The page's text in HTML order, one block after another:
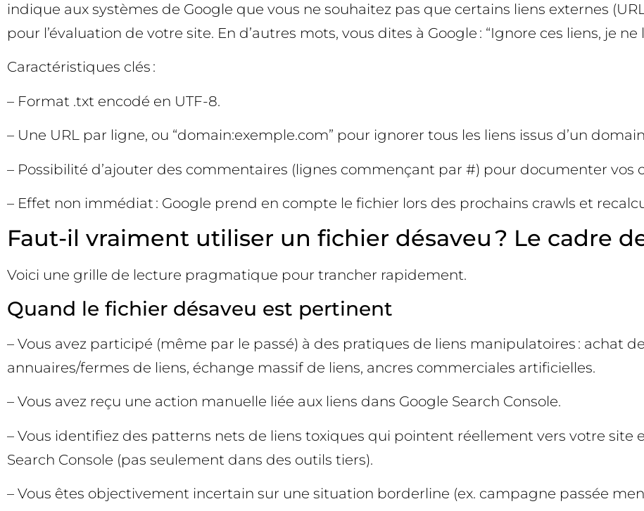
indique aux systèmes de Google que vous ne souhaitez pas que certains liens externes
pour l’évaluation de votre site. En d’autres mots, vous dites à Google : “Ignore ces liens, je ne
Caractéristiques clés :
– Format .txt encodé en UTF-8.
– Une URL par ligne, ou “domain:exemple.com” pour ignorer tous les liens issus d’un
– Possibilité d’ajouter des commentaires (lignes commençant par #) pour documenter vos
– Effet non immédiat : Google prend en compte le fichier lors des prochains crawls et
Faut-il vraiment utiliser un fichier désaveu ? Le cadre
Voici une grille de lecture pragmatique pour trancher rapidement.
Quand le fichier désaveu est pertinent
– Vous avez participé (même par le passé) à des pratiques de liens manipulatoires : achat
annuaires/fermes de liens, échange massif de liens, ancres commerciales artificielles.
– Vous avez reçu une action manuelle liée aux liens dans Google Search Console.
– Vous identifiez des patterns nets de liens toxiques qui pointent réellement vers votre site
Search Console (pas seulement dans des outils tiers).
– Vous êtes objectivement incertain sur une situation borderline (ex. campagne passée